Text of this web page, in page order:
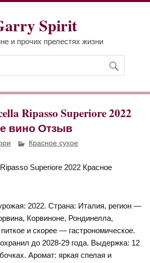
Spirit
и прочих прелестях жизни
Ripasso Superiore 2022
вино Отзыв
Красное сухое
2022. Страна: Италия, регион —
Корвиноне, Рондинелла,
и скорее — гастрономическое.
до 2028-29 года. Выдержка: 12
Аромат: яркая спелая и